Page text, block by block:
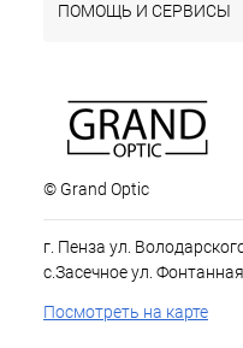
ПОМОЩЬ И СЕРВИСЫ
© Grand Optic
г. Пенза ул.
с.Засечное ул.
Посмотреть на карте